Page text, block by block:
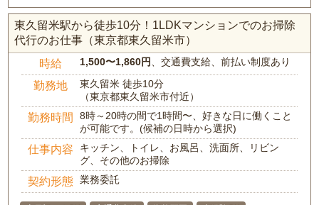
東久留米駅から徒歩10分！1LDKマンションでのお掃除
代行のお仕事（東京都東久留米市）
時給 1,500〜1,860円、交通費支給、前払い制度あり
勤務地
東久留米 徒歩10分
（東京都東久留米市付近）
勤務時間
8時～20時の間で1時間〜、好きな日に働くこと
が可能です。(候補の日時から選択)
仕事内容
キッチン、トイレ、お風呂、洗面所、リビン
グ、その他のお掃除
契約形態 業務委託